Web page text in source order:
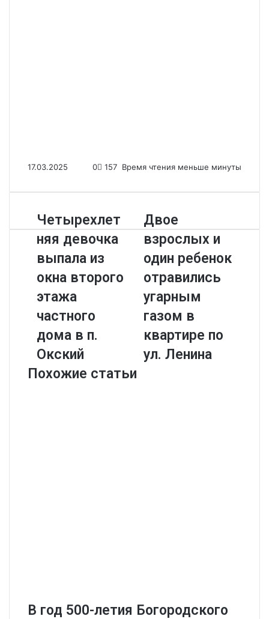
17.03.2025 0 157 Время чтения меньше минуты
Четырехлет
няя девочка
выпала из
окна второго
этажа
частного
дома в п.
Окский
Двое
взрослых и
один ребенок
отравились
угарным
газом в
квартире по
ул. Ленина
Похожие статьи
В год 500-летия Богородского